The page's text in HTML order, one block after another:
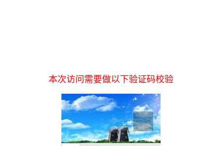
本次访问需要做以下验证码校验